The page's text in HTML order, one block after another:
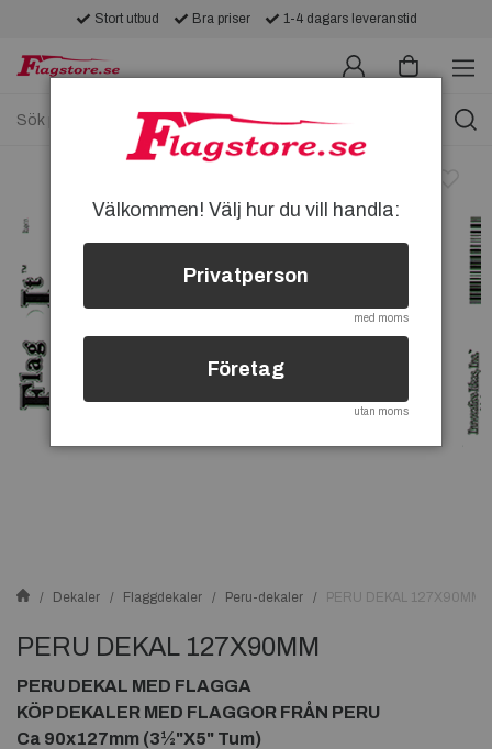
Stort utbud Bra priser 1-4 dagars leveranstid
Dekaler Flaggdekaler Peru-dekaler PERU DEKAL 127X90MM
PERU DEKAL 127X90MM
PERU DEKAL MED FLAGGA
KÖP DEKALER MED FLAGGOR FRÅN PERU
Ca 90x127mm (3½"X5" Tum)
Välkommen! Välj hur du vill handla:
Privatperson
med moms
Företag
utan moms